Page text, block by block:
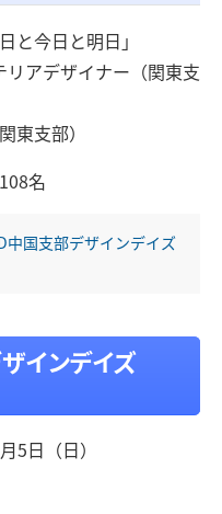
と今日と明日」
アデザイナー（関東支
東支部）
名
中国支部デザインデイズ
インデイズ
5日（日）